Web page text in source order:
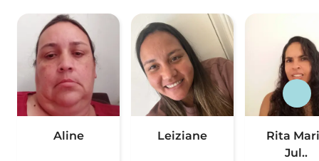
Aline Leiziane
Rita
Jul..